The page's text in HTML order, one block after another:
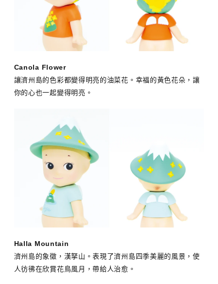
Canola Flower
讓濟州島的色彩都變得明亮的油菜花。幸福的黃色花朵，讓
你的心也一起變得明亮。
Halla Mountain
濟州島的象徵，漢拏山。表現了濟州島四季美麗的風景，使
人彷彿在欣賞花鳥風月，帶給人治愈。